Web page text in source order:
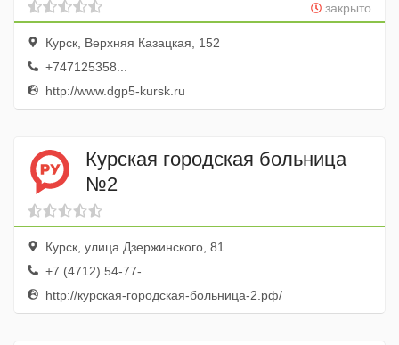
закрыто
Курск, Верхняя Казацкая, 152
+747125358...
http://www.dgp5-kursk.ru
Курская городская больница
№2
Курск, улица Дзержинского, 81
+7 (4712) 54-77-...
http://курская-городская-больница-2.рф/